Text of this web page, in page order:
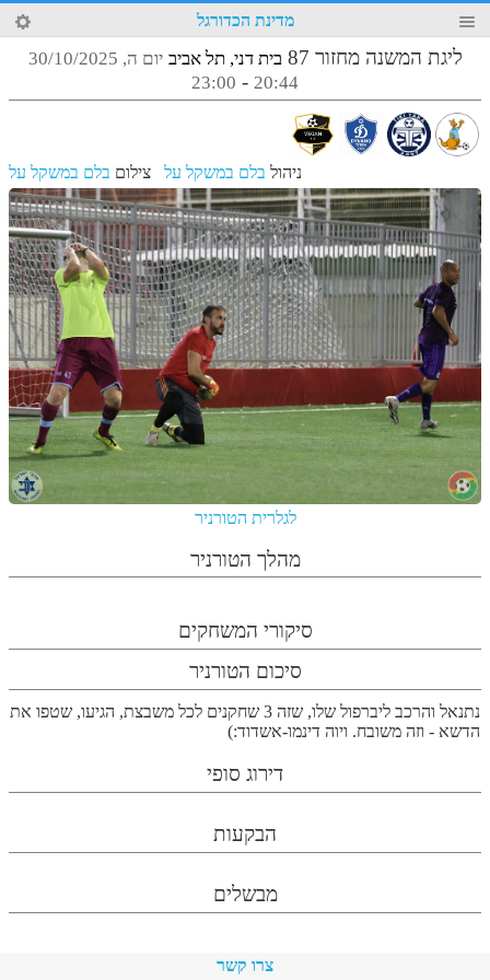
85 מדינת הכדורגל
ליגת המשנה מחזור 87 בית דני, תל אביב יום ה, 30/10/2025
20:44
-
23:00
ניהול בלם במשקל על צילום בלם במשקל על
לגלרית הטורניר
מהלך הטורניר
סיקורי המשחקים
סיכום הטורניר
נתנאל והרכב ליברפול שלו, שזה 3 שחקנים לכל משבצת, הגיעו, שטפו את
הדשא - וזה משובח. ויוה דינמו-אשדוד:)
דירוג סופי
הבקעות
מבשלים
צרו קשר
4